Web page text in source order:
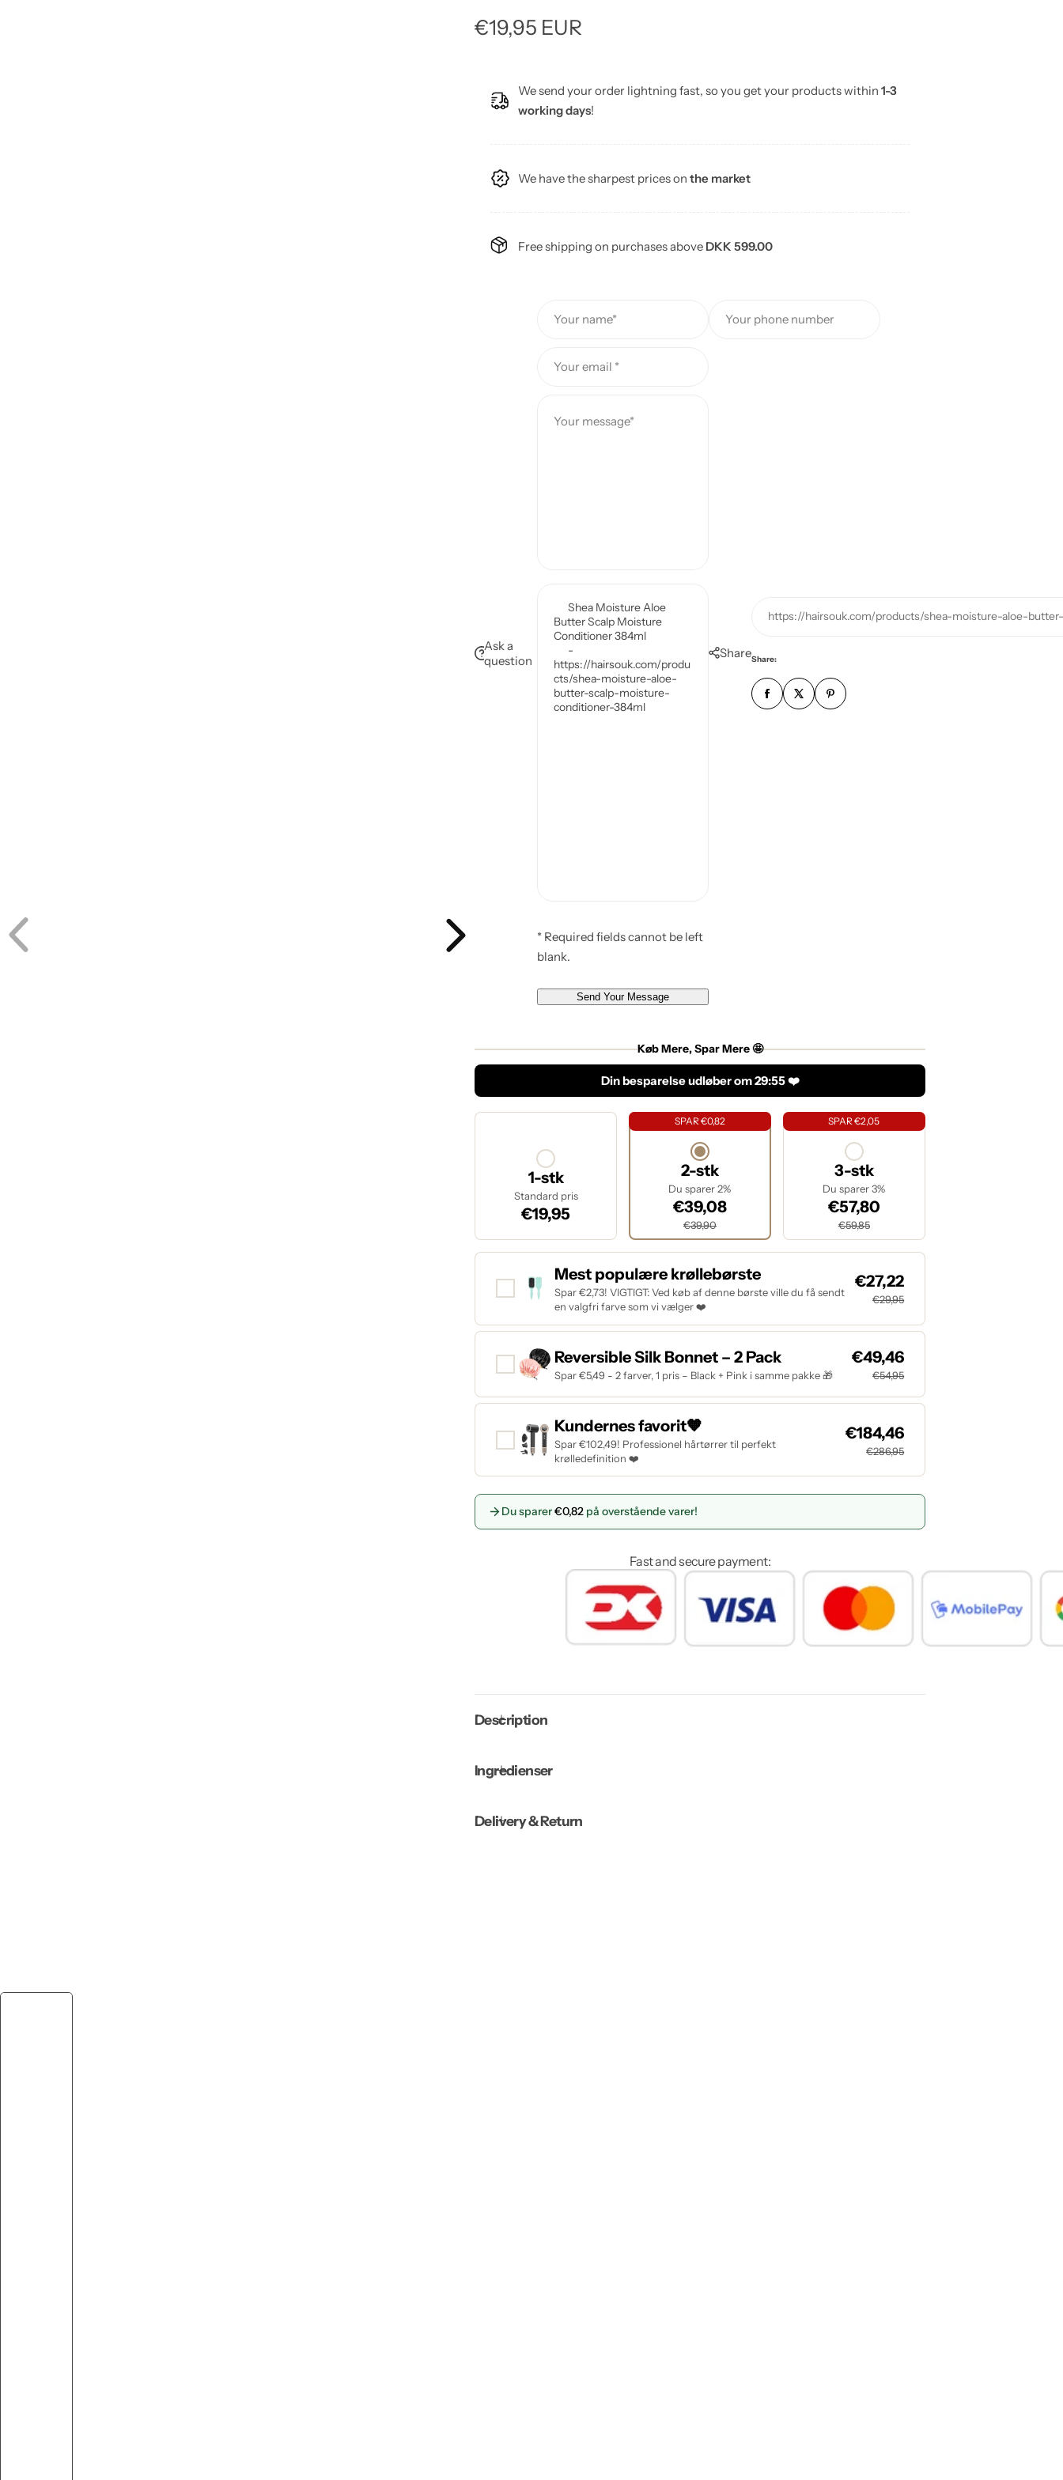
R
€19,95 EUR
We send your order lightning fast, so you get your products within 1-3
working days!
We have the sharpest prices on the market
Free shipping on purchases above DKK 599.00
Ask a
question
Your name* Your phone number
Your email *
Your message*
* Required fields cannot be left
blank.
Send Your Message
Share
https://hairsouk.com/products/shea-moisture-aloe-
Share:
Køb Mere, Spar Mere 🤩
Din besparelse udløber om29:54❤️
1-stk
Standard pris
€19,95
2-stk
SPAR €0,82
Du sparer 2%
€39,08
€39,90
3-stk
SPAR €2,05
Du sparer 3%
€57,80
€59,85
Mest populære krøllebørste
Spar €2,73! VIGTIGT: Ved køb af denne børste ville du få sendt
en valgfri farve som vi vælger ❤️
€27,22
€29,95
Reversible Silk Bonnet – 2 Pack
Spar €5,49 - 2 farver, 1 pris – Black + Pink i samme pakke 🎁
€49,46
€54,95
Kundernes favorit🧡
Spar €102,49! Professionel hårtørrer til perfekt
krølledefinition ❤️
€184,46
€286,95
Du sparer€0,82på overstående varer!
Fast and secure payment:
Description
Ingredienser
Delivery & Return